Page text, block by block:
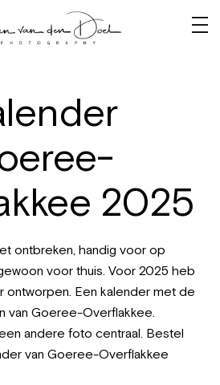
2025
ontbreken, handig voor op
voor thuis. Voor 2025 heb
ontworpen. Een kalender met de
van Goeree-Overflakkee.
andere foto centraal. Bestel
van Goeree-Overflakkee